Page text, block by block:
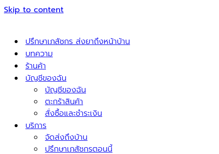
Skip to content
ปรึกษาเภสัชกร ส่งยาถึงหน้าบ้าน
บทความ
ร้านค้า
บัญชีของฉัน
บัญชีของฉัน
ตะกร้าสินค้า
สั่งซื้อและชำระเงิน
บริการ
จัดส่งถึงบ้าน
ปรึกษาเภสัชกรตอนนี้